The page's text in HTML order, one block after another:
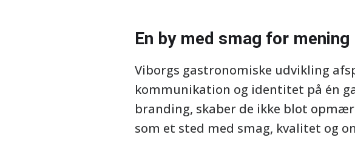
En by med smag for mening
Viborgs gastronomiske udvikling
kommunikation og identitet på én
branding, skaber de ikke blot
som et sted med smag, kvalitet og